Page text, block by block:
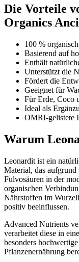
Die Vorteile
Organics
100 %
Basierend auf
Enthält
Unterstützt die
Fördert die
Geeignet für
Für Erde, Coco
Ideal als
OMRI-gelistete
Warum
Leonardit ist ein
Material, das aufgrund
Fulvosäuren in der
organischen
Nährstoffen im
positiv beeinflussen.
Advanced Nutrients
verarbeitet diese in
besonders
Pflanzenernährung